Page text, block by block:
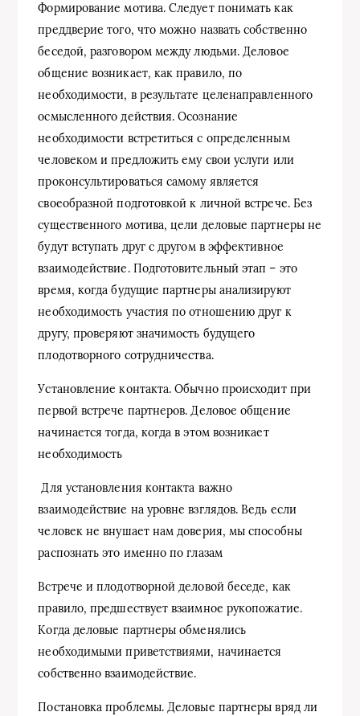
Формирование мотива. Следует понимать как
преддверие того, что можно назвать собственно
беседой, разговором между людьми. Деловое
общение возникает, как правило, по
необходимости, в результате целенаправленного
осмысленного действия. Осознание
необходимости встретиться с определенным
человеком и предложить ему свои услуги или
проконсультироваться самому является
своеобразной подготовкой к личной встрече. Без
существенного мотива, цели деловые партнеры не
будут вступать друг с другом в эффективное
взаимодействие. Подготовительный этап – это
время, когда будущие партнеры анализируют
необходимость участия по отношению друг к
другу, проверяют значимость будущего
плодотворного сотрудничества.
Установление контакта. Обычно происходит при
первой встрече партнеров. Деловое общение
начинается тогда, когда в этом возникает
необходимость
Для установления контакта важно
взаимодействие на уровне взглядов. Ведь если
человек не внушает нам доверия, мы способны
распознать это именно по глазам
Встрече и плодотворной деловой беседе, как
правило, предшествует взаимное рукопожатие.
Когда деловые партнеры обменялись
необходимыми приветствиями, начинается
собственно взаимодействие.
Постановка проблемы. Деловые партнеры вряд ли